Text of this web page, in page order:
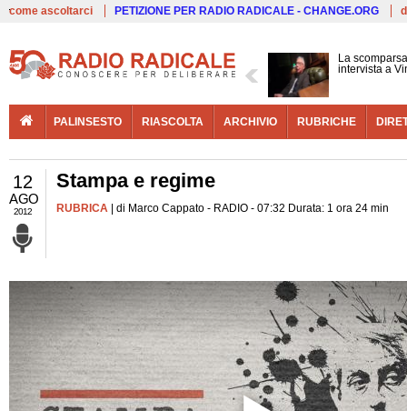
come ascoltarci PETIZIONE PER RADIO RADICALE - CHANGE.ORG
La
intervista a
PALINSESTO RIASCOLTA ARCHIVIO RUBRICHE
12
AGO
2012
Stampa e regime
RUBRICA | di Marco Cappato - RADIO - 07:32 Durata: 1 ora 24 min